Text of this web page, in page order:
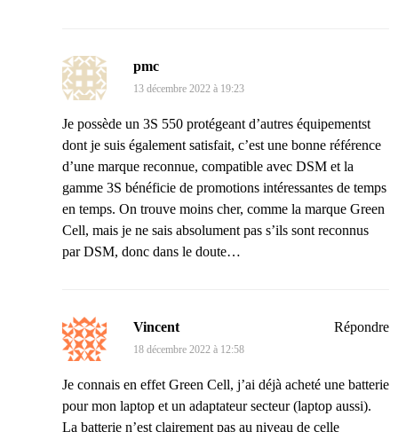
pmc
13 décembre 2022 à 19:23
Je possède un 3S 550 protégeant d’autres équipementst
dont je suis également satisfait, c’est une bonne référence
d’une marque reconnue, compatible avec DSM et la
gamme 3S bénéficie de promotions intéressantes de temps
en temps. On trouve moins cher, comme la marque Green
Cell, mais je ne sais absolument pas s’ils sont reconnus
par DSM, donc dans le doute…
Vincent
18 décembre 2022 à 12:58
Je connais en effet Green Cell, j’ai déjà acheté une batterie
pour mon laptop et un adaptateur secteur (laptop aussi).
La batterie n’est clairement pas au niveau de celle
Répondre